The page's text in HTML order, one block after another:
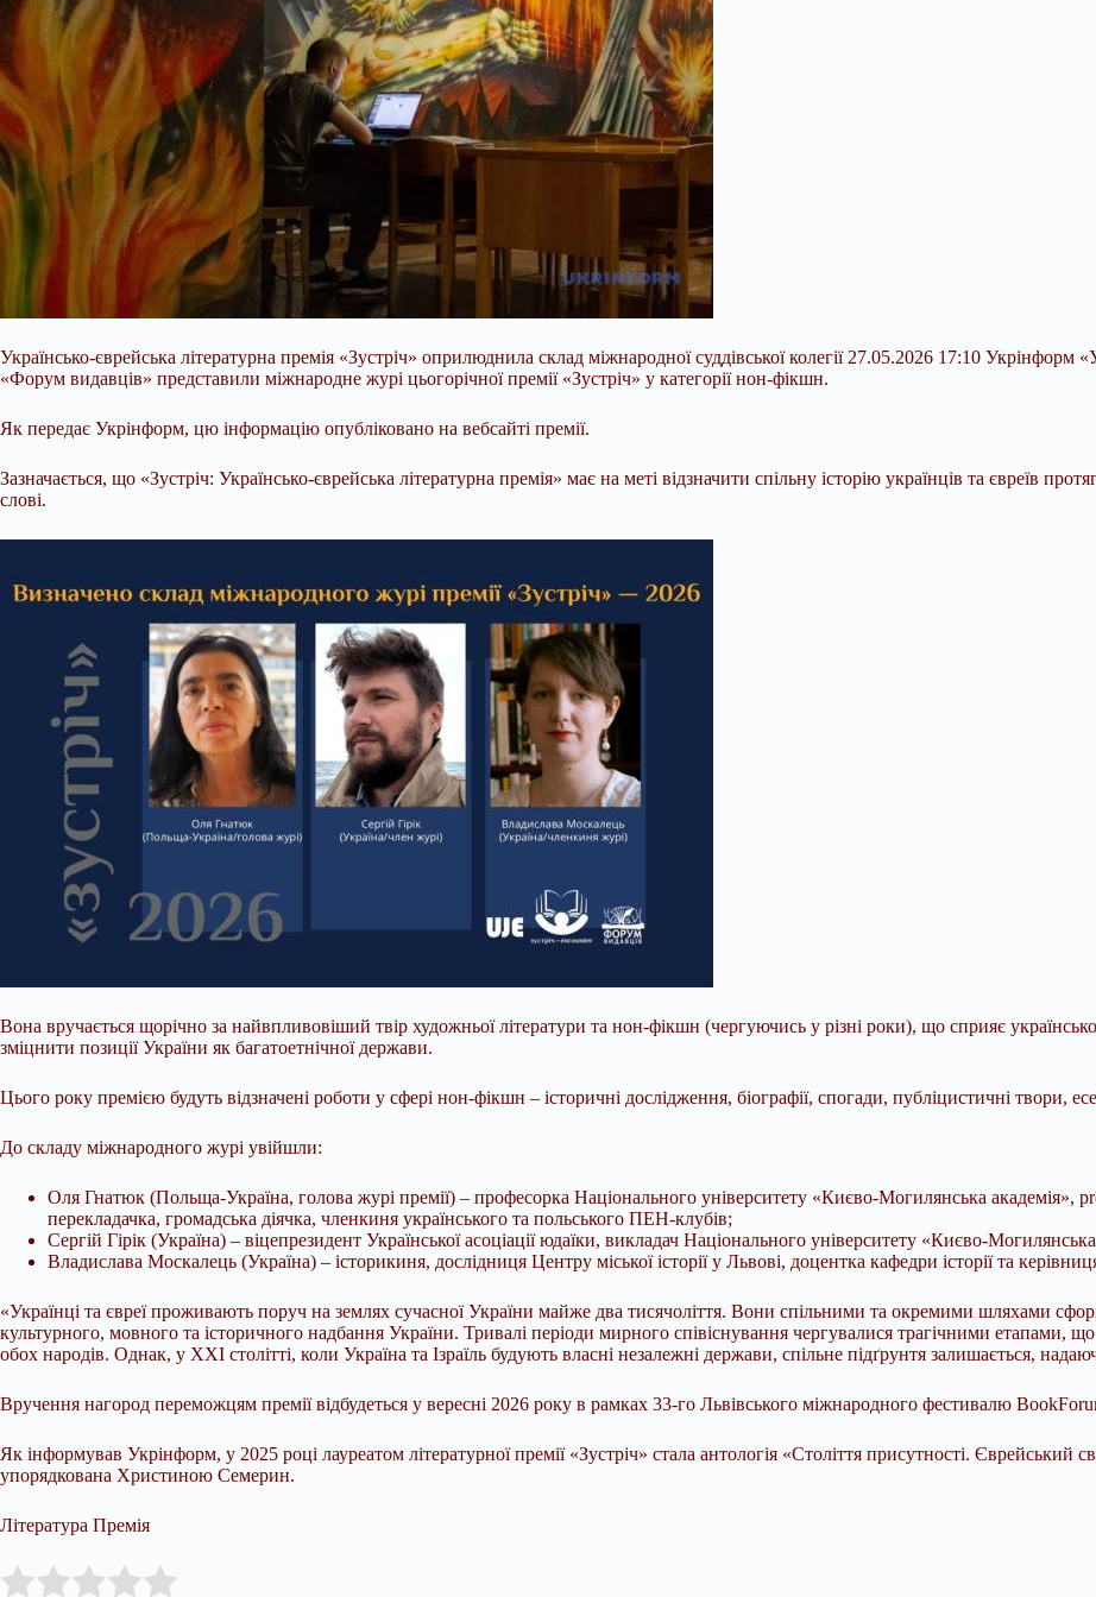
Українсько-єврейська літературна премія «Зустріч» оприлюднила склад міжнародної суддівської колегії 27.05.2026 17:10 Укрінформ
«Форум видавців» представили міжнародне журі цьогорічної премії «Зустріч» у категорії нон-фікшн.
Як передає Укрінформ, цю інформацію опубліковано на вебсайті премії.
Зазначається, що «Зустріч: Українсько-єврейська літературна премія» має на меті відзначити спільну історію українців та євреїв
слові.
Вона вручається щорічно за найвпливовіший твір художньої літератури та нон-фікшн (чергуючись у різні роки), що сприяє
зміцнити позиції України як багатоетнічної держави.
Цього року премією будуть відзначені роботи у сфері нон-фікшн – історичні дослідження, біографії, спогади, публіцистичні твори,
До складу міжнародного журі увійшли:
Оля Гнатюк (Польща-Україна, голова журі премії) – професорка Національного університету «Києво-Могилянська академія»,
перекладачка, громадська діячка, членкиня українського та польського ПЕН-клубів;
Сергій Гірік (Україна) – віцепрезидент Української асоціації юдаїки, викладач Національного університету «Києво-
Владислава Москалець (Україна) – історикиня, дослідниця Центру міської історії у Львові, доцентка кафедри історії та
«Українці та євреї проживають поруч на землях сучасної України майже два тисячоліття. Вони спільними та окремими шляхами
культурного, мовного та історичного надбання України. Тривалі періоди мирного співіснування чергувалися трагічними етапами,
обох народів. Однак, у XXI столітті, коли Україна та Ізраїль будують власні незалежні держави, спільне підґрунтя залишається,
Вручення нагород переможцям премії відбудеться у вересні 2026 року в рамках 33-го Львівського міжнародного фестивалю
Як інформував Укрінформ, у 2025 році лауреатом літературної премії «Зустріч» стала антологія «Століття присутності. Єврейський
упорядкована Христиною Семерин.
Література Премія
Rate this item: